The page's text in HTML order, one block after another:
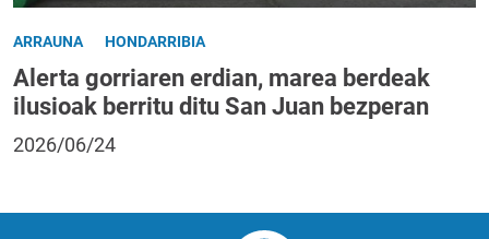
ARRAUNA HONDARRIBIA
Alerta gorriaren erdian, marea berdeak
ilusioak berritu ditu San Juan bezperan
2026/06/24